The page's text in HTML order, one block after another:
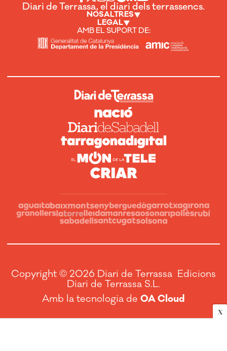
X
Diari de Terrassa, el diari dels terrassencs.
NOSALTRES
LEGAL
AMB EL SUPORT DE:
Copyright © 2026 Diari de Terrassa Edicions
Diari de Terrassa S.L.
Amb la tecnologia de OA Cloud